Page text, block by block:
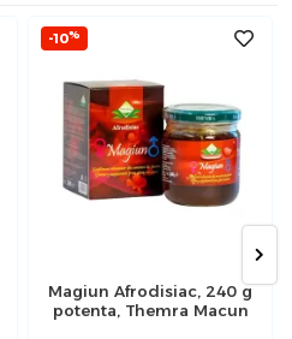
-10%
Magiun Afrodisiac, 240 g
potenta, Themra Macun